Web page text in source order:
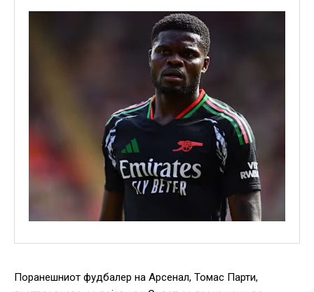
Поранешниот фудбалер на Арсенал, Томас Парти,